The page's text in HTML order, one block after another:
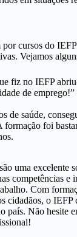
cursos do
Vejamos
fiz no IEFP
de
de saúde,
formação foi
são uma excelente
competências e
Com
cidadãos, o
país. Não hesite